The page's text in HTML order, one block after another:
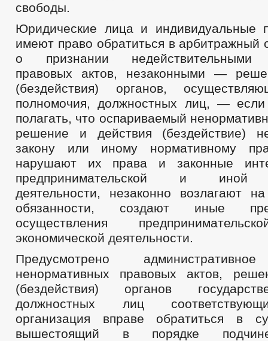
свободы.
Юридические лица и индивидуальные
имеют право обратиться в арбитражный
о признании недействительными
правовых актов, незаконными —
(бездействия) органов,
полномочия, должностных лиц, — если
полагать, что оспариваемый
решение и действия (бездействие)
закону или иному нормативному
нарушают их права и законные
предпринимательской и иной
деятельности, незаконно возлагают
обязанности, создают иные
осуществления
экономической деятельности.
Предусмотрено
ненормативных правовых актов,
(бездействия) органов
должностных лиц
организация вправе обратиться в
вышестоящий в порядке